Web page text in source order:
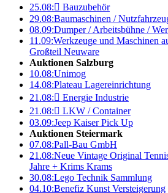
25.08: Bauzubehör
29.08:Baumaschinen /
08.09:Dumper / Arbeitsbühne /
11.09:Werkzeuge und Maschinen
Großteil Neuware
Auktionen Salzburg
10.08:Unimog
14.08:Plateau Lagereinrichtung
21.08: Energie Industrie
21.08: LKW / Container
03.09:Jeep Kaiser Pick Up
Auktionen Steiermark
07.08:Pall-Bau GmbH
21.08:Neue Vintage Original
Jahre + Krims Krams
30.08:Lego Technik Sammlung
04.10:Benefiz Kunst Versteigerung